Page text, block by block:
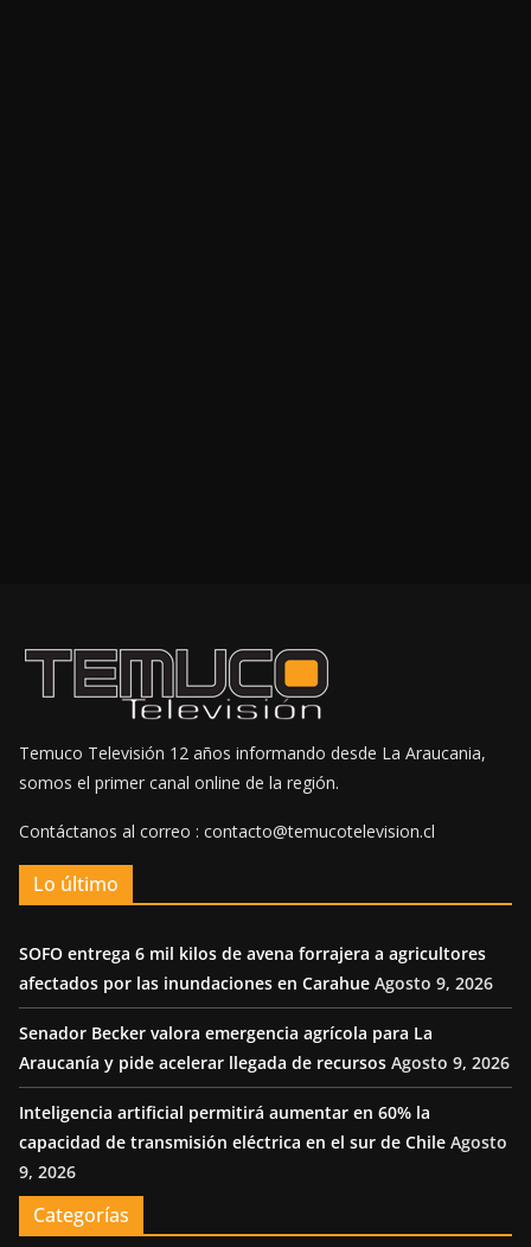
Temuco Televisión 12 años informando desde La Araucania,
somos el primer canal online de la región.
Contáctanos al correo : contacto@temucotelevision.cl
Lo último
SOFO entrega 6 mil kilos de avena forrajera a agricultores
afectados por las inundaciones en Carahue Agosto 9, 2026
Senador Becker valora emergencia agrícola para La
Araucanía y pide acelerar llegada de recursos Agosto 9, 2026
Inteligencia artificial permitirá aumentar en 60% la
capacidad de transmisión eléctrica en el sur de Chile Agosto
9, 2026
Categorías